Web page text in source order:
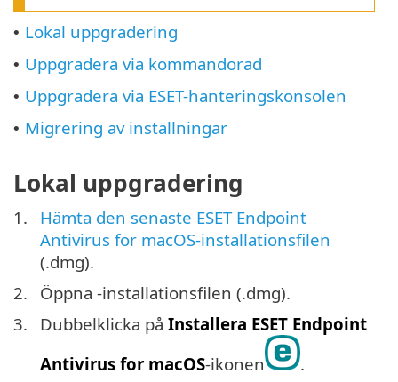
• Lokal uppgradering
• Uppgradera via kommandorad
• Uppgradera via ESET-hanteringskonsolen
• Migrering av inställningar
Lokal uppgradering
1.
Hämta den senaste ESET Endpoint
Antivirus for macOS-installationsfilen
(.dmg).
2.
Öppna -installationsfilen (.dmg).
3.
Dubbelklicka på Installera ESET Endpoint
Antivirus for macOS-ikonen
.